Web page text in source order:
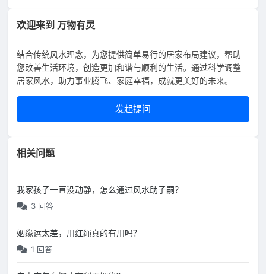
欢迎来到 万物有灵
结合传统风水理念，为您提供简单易行的居家布局建议，帮助
您改善生活环境，创造更加和谐与顺利的生活。通过科学调整
居家风水，助力事业腾飞、家庭幸福，成就更美好的未来。
发起提问
相关问题
我家孩子一直没动静，怎么通过风水助子嗣？
3 回答
姻缘运太差，用红绳真的有用吗？
1 回答